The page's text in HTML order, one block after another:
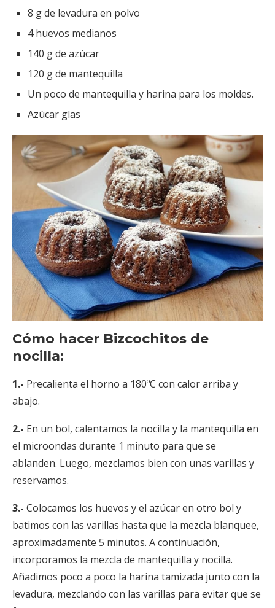
8 g de levadura en polvo
4 huevos medianos
140 g de azúcar
120 g de mantequilla
Un poco de mantequilla y harina para los moldes.
Azúcar glas
Cómo hacer Bizcochitos de
nocilla:
1.- Precalienta el horno a 180ºC con calor arriba y
abajo.
2.- En un bol, calentamos la nocilla y la mantequilla en
el microondas durante 1 minuto para que se
ablanden. Luego, mezclamos bien con unas varillas y
reservamos.
3.- Colocamos los huevos y el azúcar en otro bol y
batimos con las varillas hasta que la mezcla blanquee,
aproximadamente 5 minutos. A continuación,
incorporamos la mezcla de mantequilla y nocilla.
Añadimos poco a poco la harina tamizada junto con la
levadura, mezclando con las varillas para evitar que se